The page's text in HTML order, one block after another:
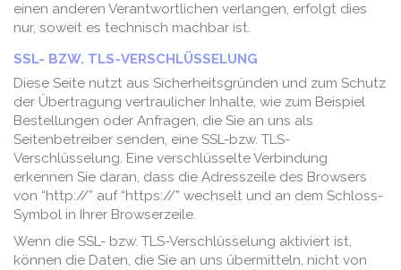
einen anderen Verantwortlichen verlangen, erfolgt dies
nur, soweit es technisch machbar ist.
SSL- BZW. TLS-VERSCHLÜSSELUNG
Diese Seite nutzt aus Sicherheitsgründen und zum Schutz
der Übertragung vertraulicher Inhalte, wie zum Beispiel
Bestellungen oder Anfragen, die Sie an uns als
Seitenbetreiber senden, eine SSL-bzw. TLS-
Verschlüsselung. Eine verschlüsselte Verbindung
erkennen Sie daran, dass die Adresszeile des Browsers
von “http://” auf “https://” wechselt und an dem Schloss-
Symbol in Ihrer Browserzeile.
Wenn die SSL- bzw. TLS-Verschlüsselung aktiviert ist,
können die Daten, die Sie an uns übermitteln, nicht von